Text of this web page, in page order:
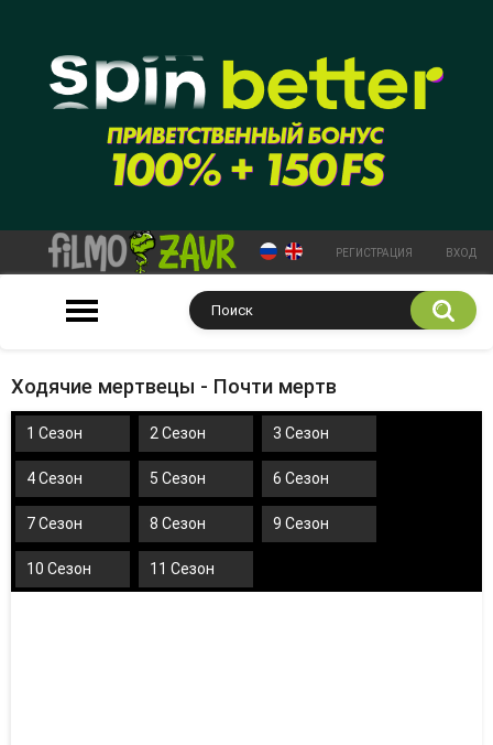
РЕГИСТРАЦИЯ ВХОД
Ходячие мертвецы - Почти мертв
1 Сезон 2 Сезон 3 Сезон
4 Сезон 5 Сезон 6 Сезон
7 Сезон 8 Сезон 9 Сезон
10 Сезон 11 Сезон